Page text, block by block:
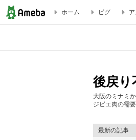
【田舎暮らし】職業猟師しません
ホーム ピグ
後戻り
大阪のミナミ
ジビエ肉の需
最新の記事